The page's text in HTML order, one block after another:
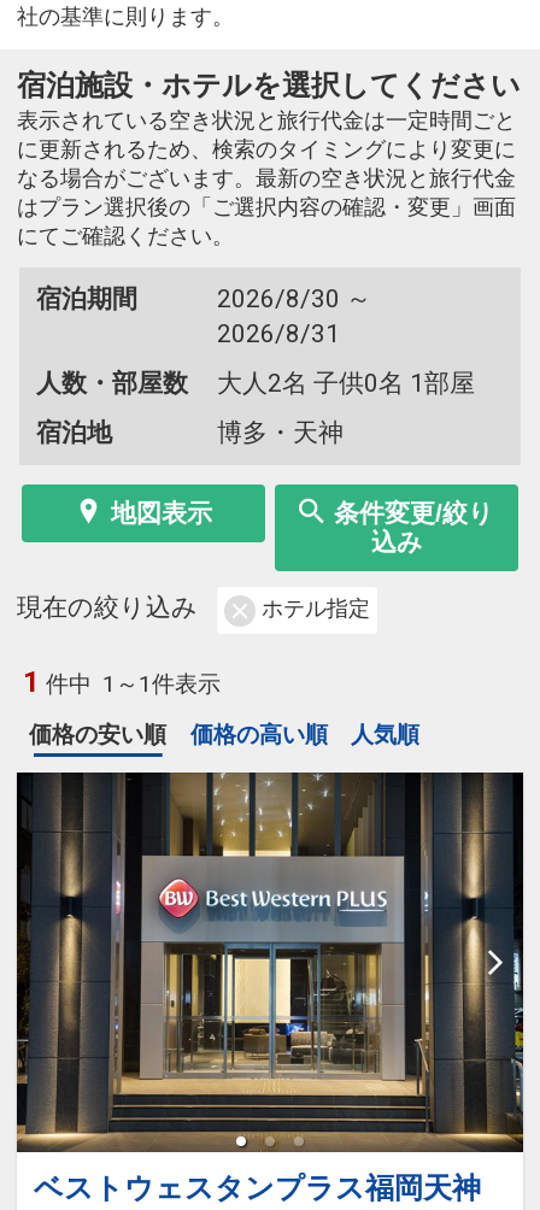
社の基準に則ります。
宿泊施設・ホテルを選択してください
表示されている空き状況と旅行代金は一定時間ごと
に更新されるため、検索のタイミングにより変更に
なる場合がございます。最新の空き状況と旅行代金
はプラン選択後の「ご選択内容の確認・変更」画面
にてご確認ください。
宿泊期間
2026/8/30 ～
2026/8/31
人数・部屋数
大人2名 子供0名 1部屋
宿泊地
博多・天神
地図表示
条件変更/絞り
込み
現在の絞り込み ホテル指定
1 件中 1～1件表示
価格の安い順
価格の高い順 人気順
ベストウェスタンプラス福岡天神